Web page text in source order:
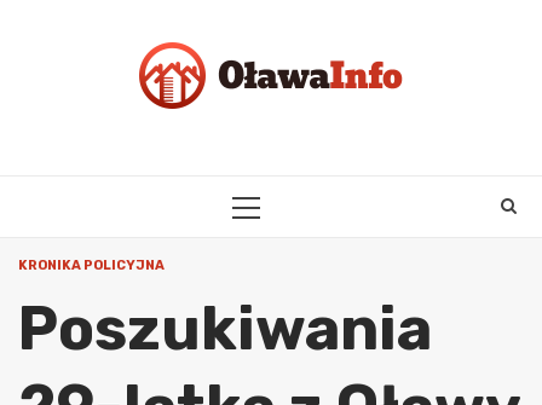
PRIMARY
KRONIKA POLICYJNA
Poszukiwania